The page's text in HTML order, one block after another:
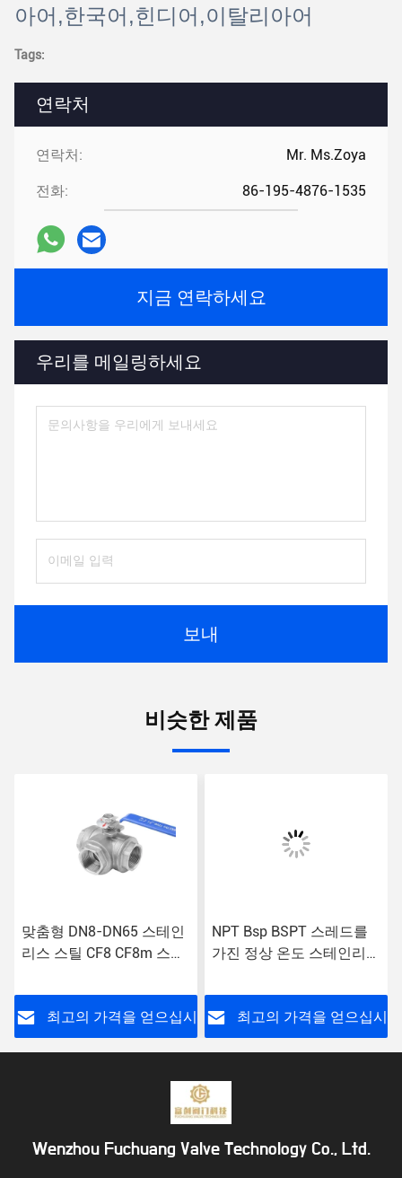
연락처
연락처: Mr. Ms.Zoya
전화: 86-195-4876-1535
지금 연락하세요
우리를 메일링하세요
보내
아어,한국어,힌디어,이탈리아어
Tags:
비슷한 제품
맞춤형 DN8-DN65 스테인
리스 스틸 CF8 CF8m 스레
밸브
최고의 가격을 얻으십시
NPT Bsp BSPT 스레드를
가진 정상 온도 스테인리스
최고의 가격을 얻으십시
Wenzhou Fuchuang Valve Technology Co., Ltd.